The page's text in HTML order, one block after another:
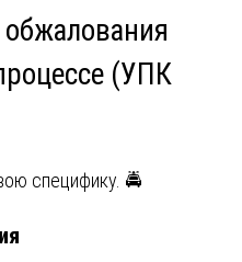
(УПК
специфику. 🚔